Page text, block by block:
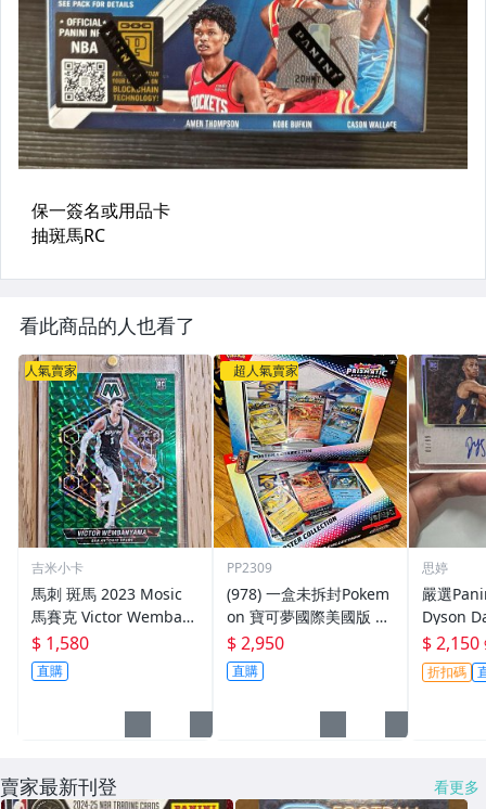
看此商品的人也看了
人氣賣家
吉米小卡
馬刺 斑馬 2023 Mosic
馬賽克 Victor Wemban
yama 正RC 綠亮
$ 1,580
直購
超人氣賣家
PP2309
(978) 一盒未拆封Pokem
on 寶可夢國際美國版 Pr
ismatic 太晶含海報禮盒
Poster Sealed Box !!
$ 2,950
直購
思婷
嚴選
Dyson
卡，首
完美折
ders 戴
$ 2,150
折扣碼
賣家最新刊登 看更多